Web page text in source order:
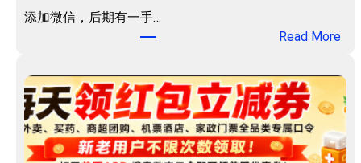
券
！
添加微信，后期有一手…
Read More：
淘
汇
客
服